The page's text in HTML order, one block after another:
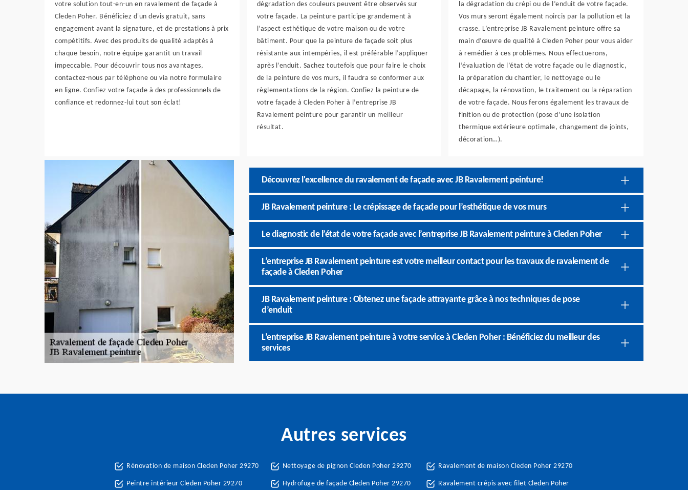
votre solution tout-en-un en ravalement de façade à
Cleden Poher. Bénéficiez d'un devis gratuit, sans
engagement avant la signature, et de prestations à prix
compétitifs. Avec des produits de qualité adaptés à
chaque besoin, notre équipe garantit un travail
impeccable. Pour découvrir tous nos avantages,
contactez-nous par téléphone ou via notre formulaire
en ligne. Confiez votre façade à des professionnels de
confiance et redonnez-lui tout son éclat!
dégradation des couleurs peuvent être observés sur
votre façade. La peinture participe grandement à
l’aspect esthétique de votre maison ou de votre
bâtiment. Pour que la peinture de façade soit plus
résistante aux intempéries, il est préférable l’appliquer
après l’enduit. Sachez toutefois que pour faire le choix
de la peinture de vos murs, il faudra se conformer aux
règlementations de la région. Confiez la peinture de
votre façade à Cleden Poher à l’entreprise JB
Ravalement peinture pour garantir un meilleur
résultat.
la dégradation du crépi ou de l’enduit de votre façade.
Vos murs seront également noircis par la pollution et la
crasse. L’entreprise JB Ravalement peinture offre sa
main d’œuvre de qualité à Cleden Poher pour vous aider
à remédier à ces problèmes. Nous effectuerons,
l’évaluation de l’état de votre façade ou le diagnostic,
la préparation du chantier, le nettoyage ou le
décapage, la rénovation, le traitement ou la réparation
de votre façade. Nous ferons également les travaux de
finition ou de protection (pose d’une isolation
thermique extérieure optimale, changement de joints,
décoration…).
Découvrez l'excellence du ravalement de façade avec JB Ravalement peinture!
JB Ravalement peinture : Le crépissage de façade pour l’esthétique de vos murs
Le diagnostic de l’état de votre façade avec l’entreprise JB Ravalement peinture à Cleden Poher
L’entreprise JB Ravalement peinture est votre meilleur contact pour les travaux de ravalement de
façade à Cleden Poher
JB Ravalement peinture : Obtenez une façade attrayante grâce à nos techniques de pose
d’enduit
L’entreprise JB Ravalement peinture à votre service à Cleden Poher : Bénéficiez du meilleur des
services
Autres services
Rénovation de maison Cleden Poher 29270
Peintre intérieur Cleden Poher 29270
Nettoyage de pignon Cleden Poher 29270
Hydrofuge de façade Cleden Poher 29270
Ravalement de maison Cleden Poher 29270
Ravalement crépis avec filet Cleden Poher